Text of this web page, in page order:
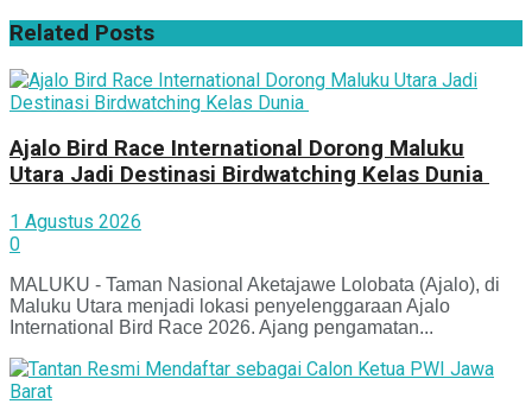
Related Posts
Ajalo Bird Race International Dorong Maluku
Utara Jadi Destinasi Birdwatching Kelas Dunia
1 Agustus 2026
0
MALUKU - Taman Nasional Aketajawe Lolobata (Ajalo), di
Maluku Utara menjadi lokasi penyelenggaraan Ajalo
International Bird Race 2026. Ajang pengamatan...